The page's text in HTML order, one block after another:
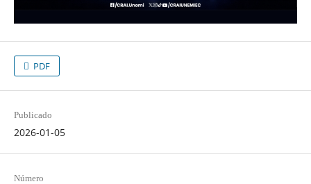
PDF
Publicado
2026-01-05
Número